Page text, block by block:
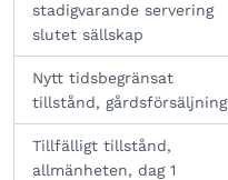
stadigvarande servering
slutet sällskap
Nytt tidsbegränsat
tillstånd, gårdsförsäljning
Tillfälligt tillstånd,
allmänheten, dag 1